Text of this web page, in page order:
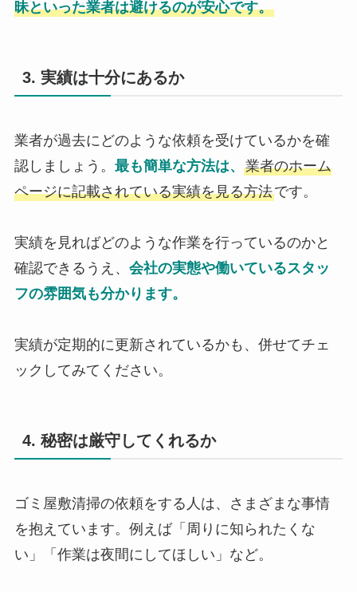
昧といった業者は避けるのが安心です。
3. 実績は十分にあるか
業者が過去にどのような依頼を受けているかを確
認しましょう。 最も簡単な方法は、 業者のホーム
ページに記載されている実績を見る方法です。
実績を見ればどのような作業を行っているのかと
確認できるうえ、 会社の実態や働いているスタッ
フの雰囲気も分かります。
実績が定期的に更新されているかも、併せてチェ
ックしてみてください。
4. 秘密は厳守してくれるか
ゴミ屋敷清掃の依頼をする人は、さまざまな事情
を抱えています。例えば「周りに知られたくな
い」「作業は夜間にしてほしい」など。